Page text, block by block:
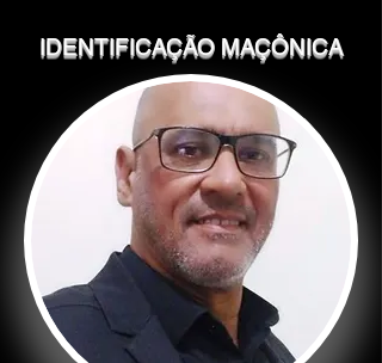
IDENTIFICAÇÃO MAÇÔNICA